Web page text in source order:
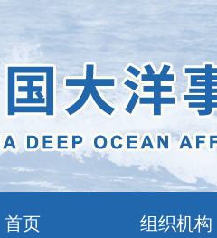
首页 组织机构